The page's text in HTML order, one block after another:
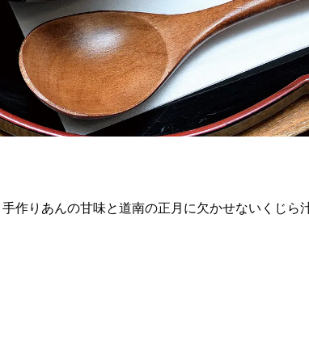
作りあんの甘味と道南の正月に欠かせないくじら